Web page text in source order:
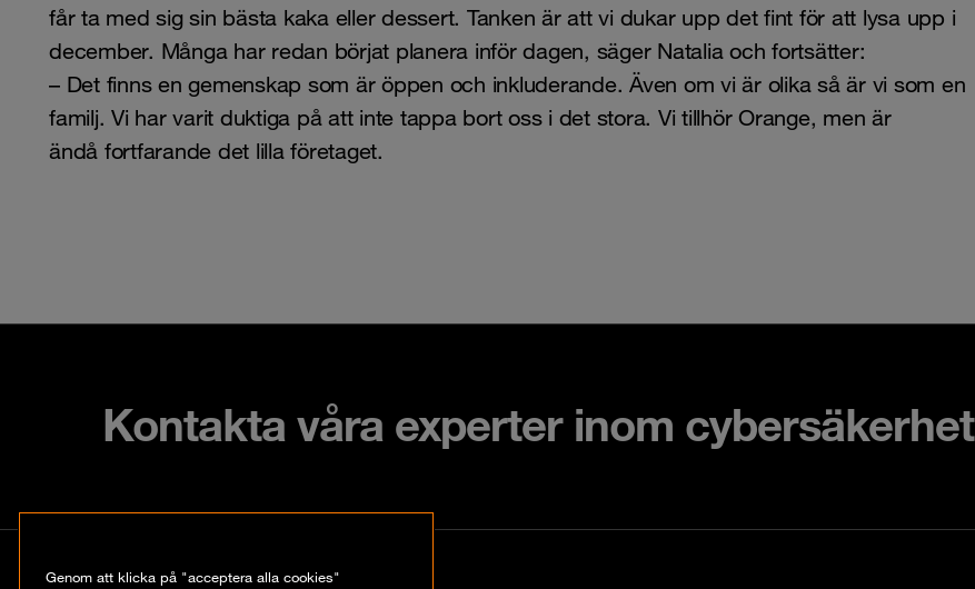
får ta med sig sin bästa kaka eller dessert. Tanken är att vi dukar upp det fint för att lysa upp i
december. Många har redan börjat planera inför dagen, säger Natalia och fortsätter:
– Det finns en gemenskap som är öppen och inkluderande. Även om vi är olika så är vi som en
familj. Vi har varit duktiga på att inte tappa bort oss i det stora. Vi tillhör Orange, men är
ändå fortfarande det lilla företaget.
Kontakta våra experter inom cybersäkerhet
Kontakt
Genom att klicka på "acceptera alla cookies"